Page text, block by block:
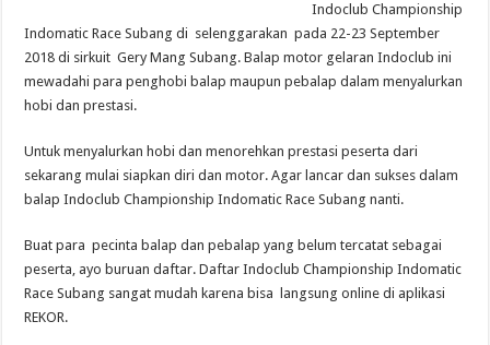
Indoclub Championship
Indomatic Race Subang di selenggarakan pada 22-23 September
2018 di sirkuit Gery Mang Subang. Balap motor gelaran Indoclub ini
mewadahi para penghobi balap maupun pebalap dalam menyalurkan
hobi dan prestasi.
Untuk menyalurkan hobi dan menorehkan prestasi peserta dari
sekarang mulai siapkan diri dan motor. Agar lancar dan sukses dalam
balap Indoclub Championship Indomatic Race Subang nanti.
Buat para pecinta balap dan pebalap yang belum tercatat sebagai
peserta, ayo buruan daftar. Daftar Indoclub Championship Indomatic
Race Subang sangat mudah karena bisa langsung online di aplikasi
REKOR.